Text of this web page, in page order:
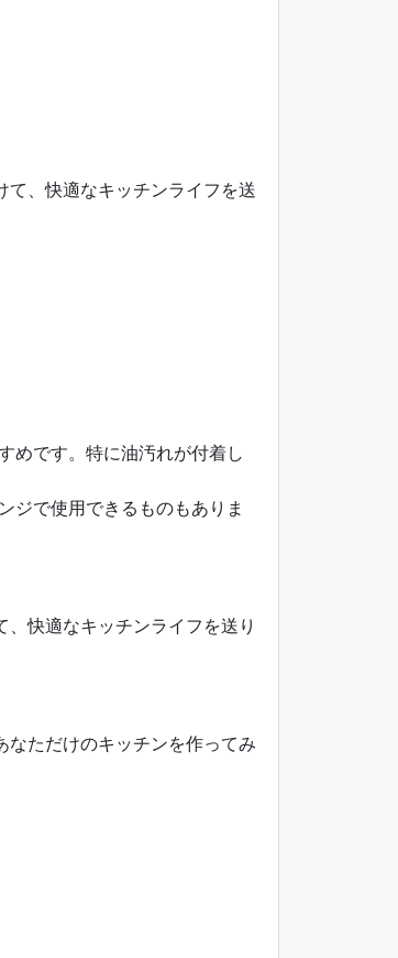
て、快適なキッチンライフを送
めです。特に油汚れが付着し
ジで使用できるものもありま
快適なキッチンライフを送り
なただけのキッチンを作ってみ